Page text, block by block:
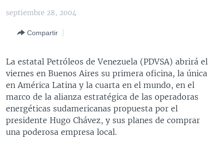
Salte
Salte
búsqueda
VOA VERIFICA INMIGRACIÓN
ARGENTINA
COLOMBIA
CHILE
PERÚ
ECUADOR
CHINA EN AMÉRICA LATINA
COSTA RICA
EL SALVADOR
GUATEMALA
HONDURAS
OTRAS SECCIONES
INMIGRACIÓN
LIBERTAD DE PRENSA
MUNDO
ESPECIALES DE LA VOA
LIBERTAD DE PRENSA
UCRANIA
septiembre 28, 2004
Compartir
La estatal Petróleos de Venezuela (PDVSA) abrirá el
viernes en Buenos Aires su primera oficina, la única
en América Latina y la cuarta en el mundo, en el
marco de la alianza estratégica de las operadoras
energéticas sudamericanas propuesta por el
presidente Hugo Chávez, y sus planes de comprar
una poderosa empresa local.